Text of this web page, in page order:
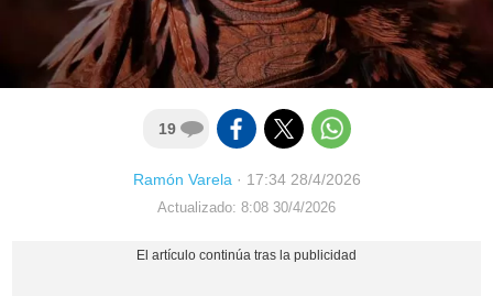
19
Ramón Varela· 17:34 28/4/2026
Actualizado: 8:08 30/4/2026